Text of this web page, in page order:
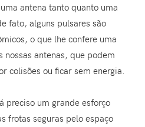
antena tanto quanto uma
fato, alguns pulsares são
o que lhe confere uma
nossas antenas, que podem
colisões ou ficar sem energia.
preciso um grande esforço
frotas seguras pelo espaço